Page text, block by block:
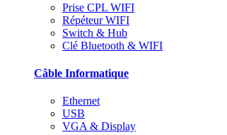
Prise CPL WIFI
Répéteur WIFI
Switch & Hub
Clé Bluetooth & WIFI
Câble Informatique
Ethernet
USB
VGA & Display